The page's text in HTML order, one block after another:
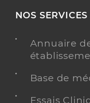
NOS SERVICES
Annuaire
Base de
Essais